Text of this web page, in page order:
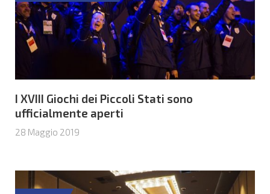
I XVIII Giochi dei Piccoli Stati sono
ufficialmente aperti
28 Maggio 2019